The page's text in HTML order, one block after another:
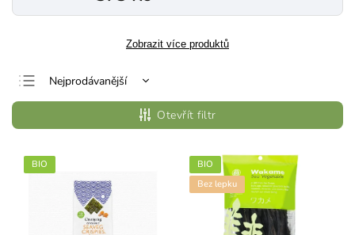
Zobrazit více produktů
Nejprodávanější
Nejlevnější
Nejdražší
Abecedně
Otevřít filtr
BIO
BIO
Bez lepku